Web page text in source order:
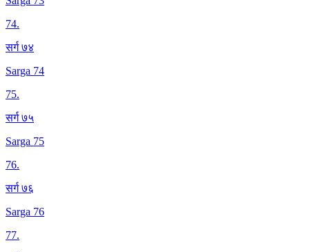
74.
सर्ग ७४
Sarga 74
75.
सर्ग ७५
Sarga 75
76.
सर्ग ७६
Sarga 76
77.